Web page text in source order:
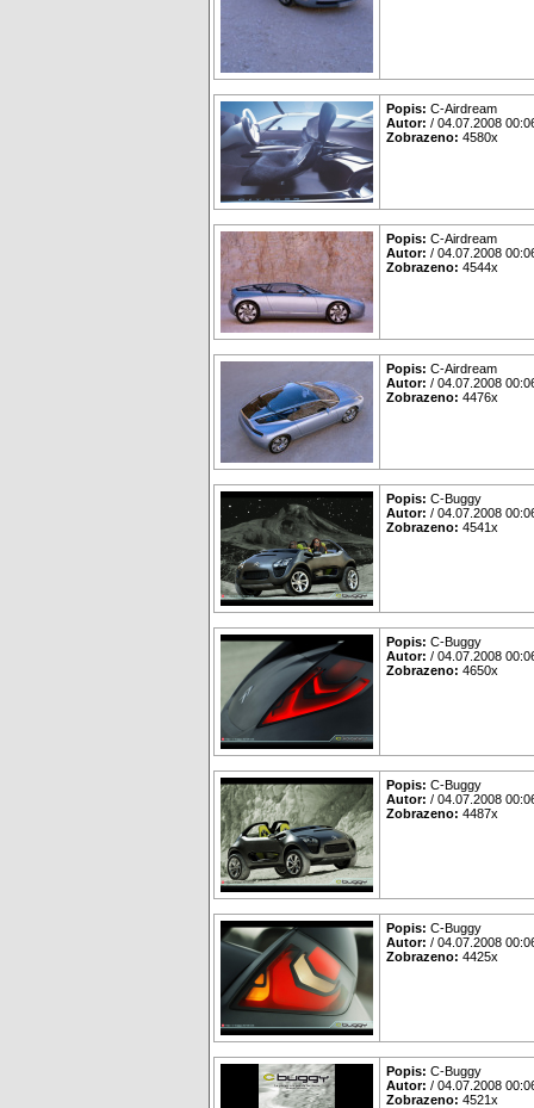
Popis: C-Airdream
Autor: / 04.07.2008
Zobrazeno: 4580x
Popis: C-Airdream
Autor: / 04.07.2008
Zobrazeno: 4544x
Popis: C-Airdream
Autor: / 04.07.2008
Zobrazeno: 4476x
Popis: C-Buggy
Autor: / 04.07.2008
Zobrazeno: 4541x
Popis: C-Buggy
Autor: / 04.07.2008
Zobrazeno: 4650x
Popis: C-Buggy
Autor: / 04.07.2008
Zobrazeno: 4487x
Popis: C-Buggy
Autor: / 04.07.2008
Zobrazeno: 4425x
Popis: C-Buggy
Autor: / 04.07.2008
Zobrazeno: 4521x